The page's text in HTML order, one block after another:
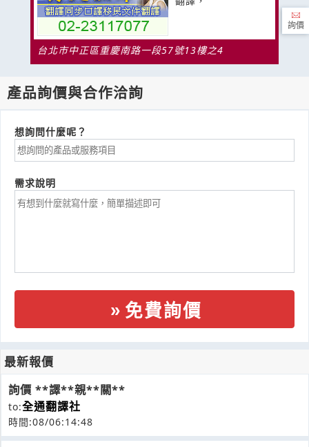
台北市中正區重慶南路一段57號13樓之4
產品詢價與合作洽詢
想詢問什麼呢？
需求說明
免費詢價
最新報價
詢價 **譯**親**關**
to:全通翻譯社
時間:08/06:14:48
詢價